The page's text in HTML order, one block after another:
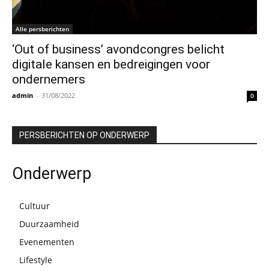
Alle persberichten
‘Out of business’ avondcongres belicht
digitale kansen en bedreigingen voor
ondernemers
admin - 31/08/2022 0
PERSBERICHTEN OP ONDERWERP
Onderwerp
Cultuur
Duurzaamheid
Evenementen
Lifestyle